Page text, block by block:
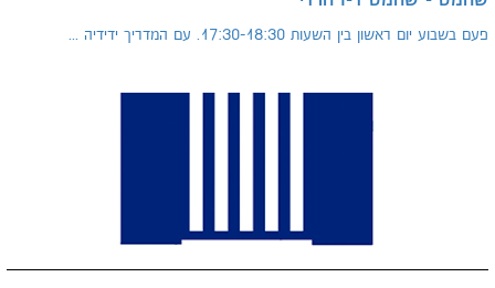
פעם בשבוע יום ראשון בין השעות 17:30-18:30. עם המדריך ידידיה ...